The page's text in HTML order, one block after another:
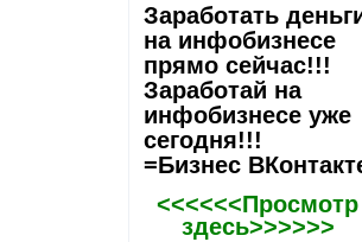
Заработать
на инфобизнесе
прямо сейчас!!!
Заработай на
инфобизнесе уже
сегодня!!!
=Бизнес
<<<<<<Просмотр
здесь>>>>>>